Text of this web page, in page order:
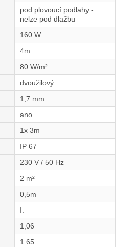
pod plovoucí podlahy -
nelze pod dlažbu
160 W
4m
80 W/m²
dvoužilový
1,7 mm
ano
1x 3m
IP 67
230 V / 50 Hz
2 m²
0,5m
I.
1,06
1.65